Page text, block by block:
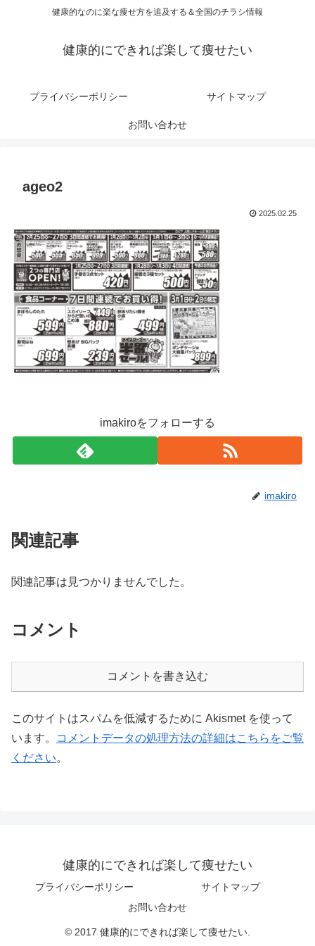
健康的なのに楽な痩せ方を追及する＆全国のチラシ情報
健康的にできれば楽して痩せたい
プライバシーポリシー サイトマップ
お問い合わせ
ageo2
2025.02.25
imakiroをフォローする
imakiro
関連記事
関連記事は見つかりませんでした。
コメント
コメントを書き込む
このサイトはスパムを低減するために Akismet を使って
います。
コメントデータの処理方法の詳細はこちらをご覧
ください。
健康的にできれば楽して痩せたい
プライバシーポリシー
サイトマップ
お問い合わせ
© 2017 健康的にできれば楽して痩せたい.